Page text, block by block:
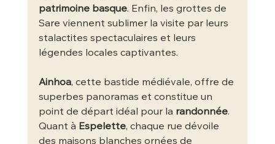
patrimoine basque. Enfin, les grottes de
Sare viennent sublimer la visite par leurs
stalactites spectaculaires et leurs
légendes locales captivantes.
Ainhoa, cette bastide médiévale, offre de
superbes panoramas et constitue un
point de départ idéal pour la randonnée.
Quant à Espelette, chaque rue dévoile
des maisons blanches ornées de